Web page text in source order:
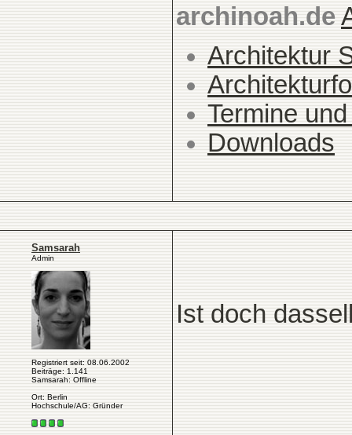
archinoah.de
Architektur
Termine
Downloads
Samsarah
Admin
Registriert seit: 08.06.2002
Beiträge: 1.141
Samsarah: Offline
Ort: Berlin
Hochschule/AG: Gründer
Ist doch